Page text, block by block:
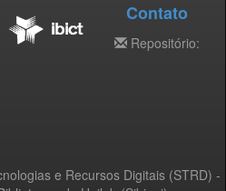
e Recursos Digitais (STRD) -
Contato
Repositório: